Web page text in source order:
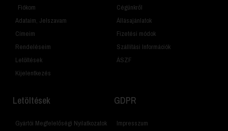
Fiókom
Adataim, Jelszavam
Címeim
Rendeléseim
Letöltések
Kijelentkezés
Cégünkről
Állásajánlatok
Fizetési módok
Szállítási Információk
ÁSZF
Letöltések
Gyártói Megfelelőségi Nyilatkozatok
GDPR
Impresszum